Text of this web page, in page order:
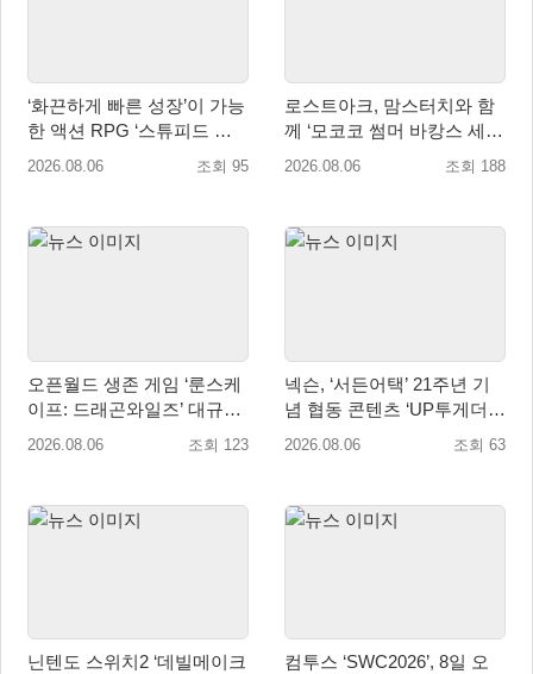
‘화끈하게 빠른 성장’이 가능
한 액션 RPG ‘스튜피드 네
버 다이즈’ 패키지판 예약판
2026.08.06 조회 95
로스트아크, 맘스터치와 함
께 ‘모코코 썸머 바캉스 세
트’ 출시
2026.08.06 조회 188
오픈월드 생존 게임 ‘룬스케
이프: 드래곤와일즈’ 대규모
유저 편의성 개선 및 사이드
2026.08.06 조회 123
넥슨, ‘서든어택’ 21주년 기
념 협동 콘텐츠 ‘UP투게더’
업데이트
2026.08.06 조회 63
닌텐도 스위치2 ‘데빌메이크
컴투스 ‘SWC2026’, 8일 오